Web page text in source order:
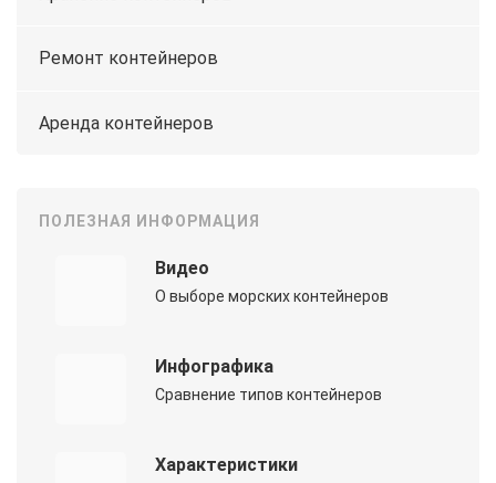
Ремонт контейнеров
Аренда контейнеров
ПОЛЕЗНАЯ ИНФОРМАЦИЯ
Видео
О выборе морских контейнеров
Инфографика
Сравнение типов контейнеров
Характеристики